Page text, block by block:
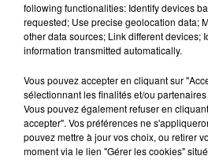
CDM 2019 - VOICI ALEX
DE LA COUPE DU MONDE
following functionalities: Identify devices
requested; Use precise geolocation data;
other data sources; Link different devices;
information transmitted automatically.
Vous pouvez accepter en cliquant sur
sélectionnant les finalités et/ou
Vous pouvez également refuser en
accepter". Vos préférences ne
pouvez mettre à jour vos choix, ou retirer
moment via le lien "Gérer les cookies"